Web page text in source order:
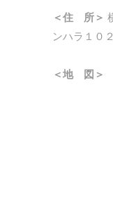
＜住 所＞
ンハラ１０２
＜地 図＞